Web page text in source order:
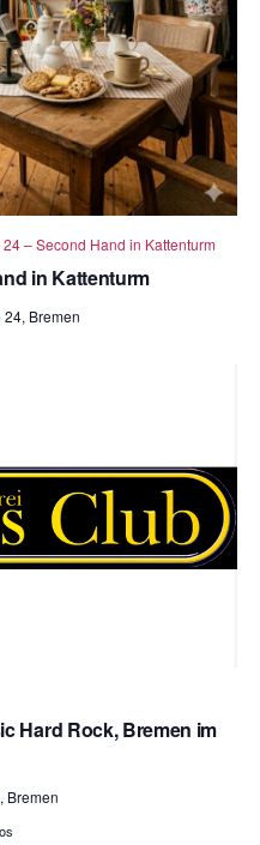
in Kattenturm
24 – Second Hand in Kattenturm
Bremen
Hard Rock, Bremen im
Bremen